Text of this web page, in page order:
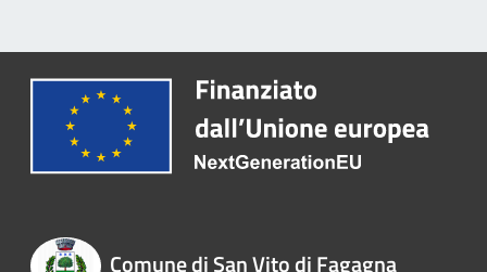
Comune di San Vito di Fagagna